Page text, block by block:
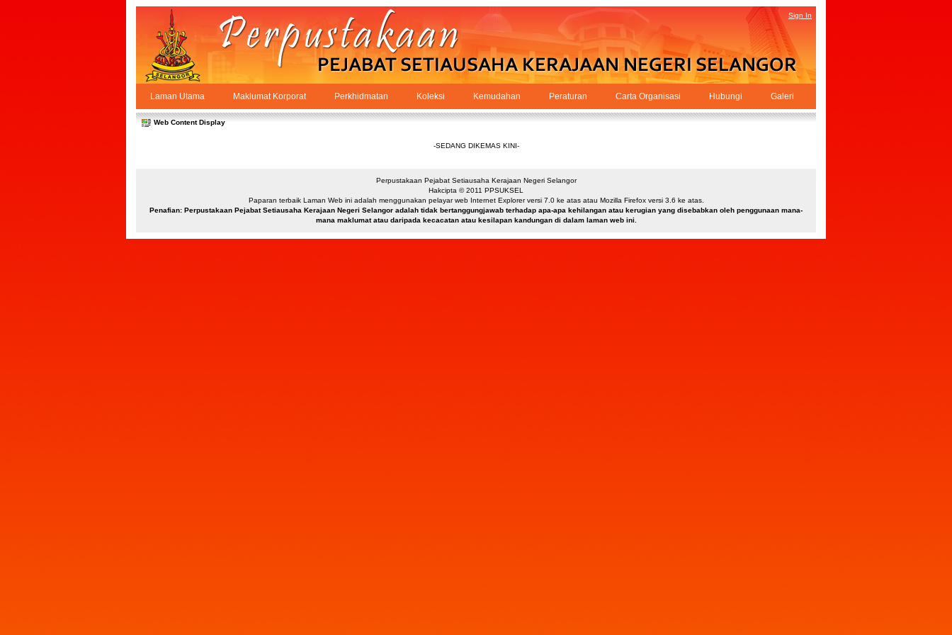
Skip to Content
PPSUKSEL
Carta Organisasi
Sign In
Laman Utama Maklumat Korporat Perkhidmatan Koleksi Kemudahan Peraturan Carta Organisasi Hubungi Galeri
Web Content Display
-SEDANG DIKEMAS KINI-
Perpustakaan Pejabat Setiausaha Kerajaan Negeri Selangor
Hakcipta © 2011 PPSUKSEL
Paparan terbaik Laman Web ini adalah menggunakan pelayar web Internet Explorer versi 7.0 ke atas atau Mozilla Firefox versi 3.6 ke atas.
Penafian: Perpustakaan Pejabat Setiausaha Kerajaan Negeri Selangor adalah tidak bertanggungjawab terhadap apa-apa kehilangan atau kerugian yang disebabkan oleh penggunaan mana-
mana maklumat atau daripada kecacatan atau kesilapan kandungan di dalam laman web ini.